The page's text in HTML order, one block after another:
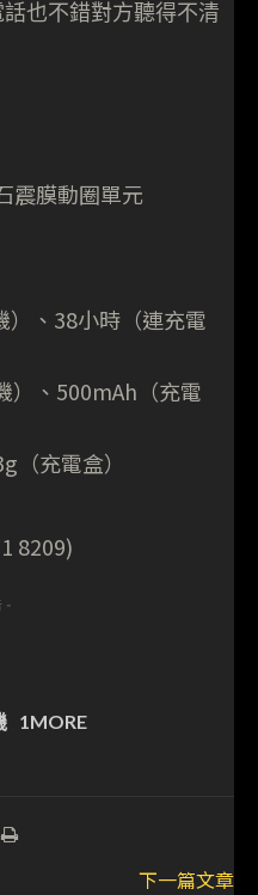
也不錯對方聽得不清
震膜動圈單元
）、38小時（連充電
）、500mAh（充電
充電盒）
8209)
-
1MORE
下一篇文章